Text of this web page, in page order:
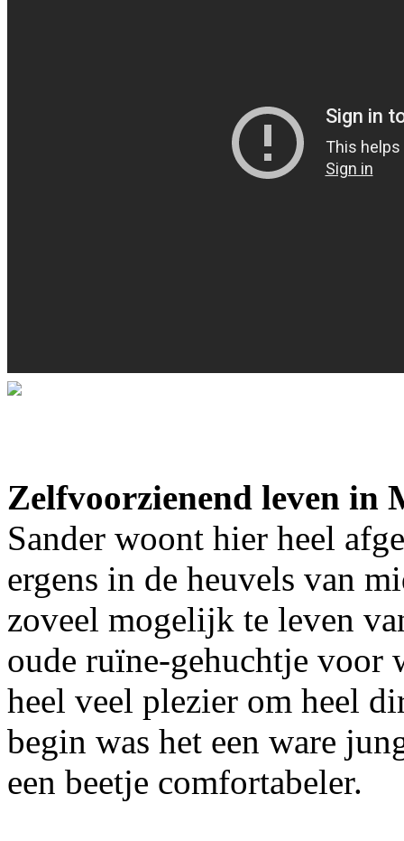
Zelfvoorzienend leven
Sander woont hier heel
ergens in de heuvels van
zoveel mogelijk te leven
oude ruïne-gehuchtje voor
heel veel plezier om heel
begin was het een ware
een beetje comfortabeler.